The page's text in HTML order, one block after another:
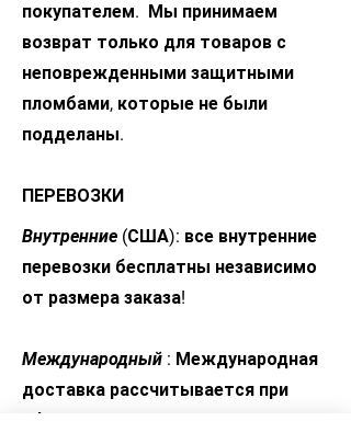
покупателем. Мы принимаем
возврат только для товаров с
неповрежденными защитными
пломбами, которые не были
подделаны.
ПЕРЕВОЗКИ
Внутренние (США): все внутренние
перевозки бесплатны независимо
от размера заказа!
Международный : Международная
доставка рассчитывается при